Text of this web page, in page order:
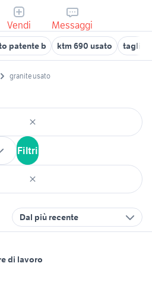
Vendi Messaggi
patente b ktm 690 usato
granite usato
Filtri
Dal più recente
di lavoro